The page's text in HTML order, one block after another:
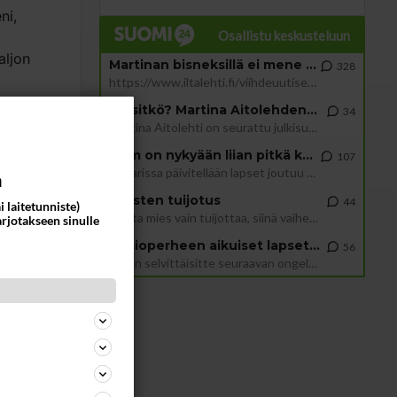
Osallistu keskusteluun
Martinan bisneksillä ei mene hyvin
https://www.iltalehti.fi/viihdeuutiset/a/c46da6ab-340f-4790-aaa7-0865eed2336 Yrityksen konkurssihakemus on tullut kärä
328
Tiesitkö? Martina Aitolehden isäpuoli on tämä suosittu laulaja
Martina Aitolehti on seurattu julkisuuden henkilö. Lähipiiriin mahtuu muitakin tunnettuja henkilöitä. Tiesitkö, että Ma
34
2 km on nykyään liian pitkä koulumatka
Hesarissa päivitellään lapset joutuu nyt kulkemaan 2 km kouluun jösses. Ruostefillarilla tuo matka menee vaikka miten äk
107
Miesten tuijotus
Mutta mies vain tuijottaa, siinä vaiheessa käännän itse pään pois. Mikä juttu? Yleensä jos joku tuijottaa tai katsoo, hä
44
Uusioperheen aikuiset lapset tyhjentää jääkaapin käydessään
Miten selvittäisitte seuraavan ongelman, meillä on uusioperhe, minulla teini-ikäiset lapset ja puolisolla aikuiset, jotk
56
laitetunniste)
sinulle